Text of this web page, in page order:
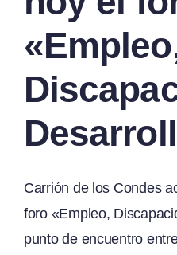
Carrión de los Condes
foro «Empleo,
punto de encuentro